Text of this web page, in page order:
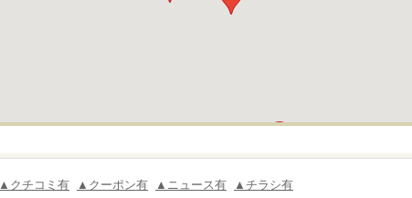
▲クチコミ有 ▲クーポン有 ▲ニュース有
▲チラシ有